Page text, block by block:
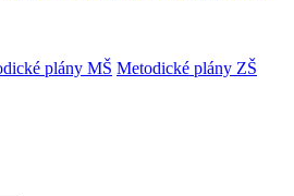
plány MŠ Metodické plány ZŠ